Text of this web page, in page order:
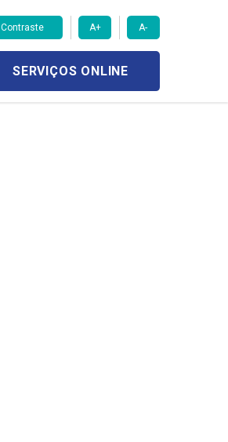
Contraste A+ A-
SERVIÇOS ONLINE